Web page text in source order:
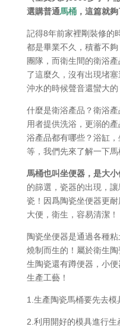
選購普通馬桶，這篇就夠
記得8年前家裡剛裝修的
都是畢業不久，積蓄不
團隊，而衛生間的衛浴
了這麼久，沒有出現堵
沖水的時候聲音還蠻大的
什麼是衛浴產品？衛浴
用者提供洗浴，更溺的
浴產品都有哪些？浴缸
等，我們先來了解一下馬
馬桶也叫坐便器，是大小
的篩選，瓷器的出現，
瓷！因爲陶瓷坐便器更
大便，衛生，容易清潔！
陶瓷坐便器是通過各種
燒制而生的！屬於衛生
生陶瓷還有蹲便器，小
生產工藝！
1.生產陶瓷馬桶要先去
2.利用開好的模具進行生